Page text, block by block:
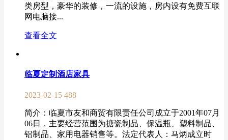
类房型，豪华的装修，一流的设施，房内设有免费互联
网电脑接...
查看全文
临夏定制酒店家具
2023-02-15 488
简介：临夏市友和商贸有限责任公司成立于2001年07月
06日，主要经营范围为搪瓷制品、保温瓶、塑料制品、
铝制品、家用电器销售等。法定代表人：马炳成立时